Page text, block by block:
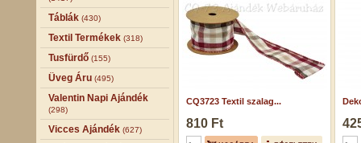
Táblák (430)
Textil Termékek (318)
Tusfürdő (155)
Üveg Áru (495)
Valentin Napi Ajándék
(298)
Vicces Ajándék (627)
CQ3723 Textil szalag...
810 Ft